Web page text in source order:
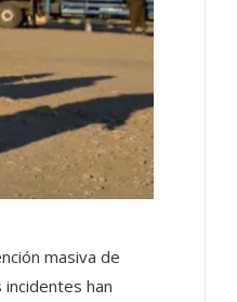
masiva de
han